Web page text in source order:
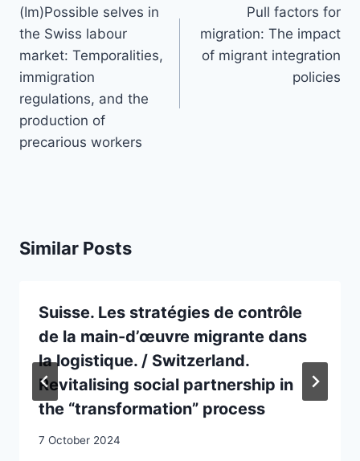
navigation
(Im)Possible selves in
the Swiss labour
market: Temporalities,
immigration
regulations, and the
production of
precarious workers
Pull factors for
migration: The impact
of migrant integration
policies
Similar Posts
Suisse. Les stratégies de contrôle
de la main-d’œuvre migrante dans
la logistique. / Switzerland.
Revitalising social partnership in
the “transformation” process
7 October 2024